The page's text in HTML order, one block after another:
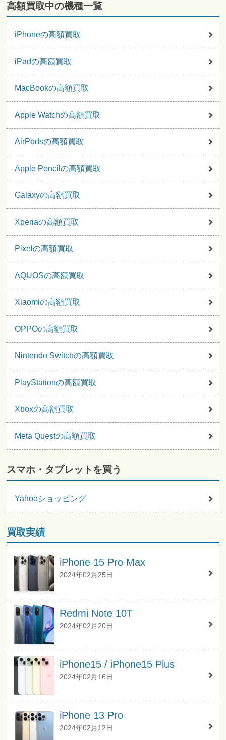
高額買取中の機種一覧
iPhoneの高額買取
iPadの高額買取
MacBookの高額買取
Apple Watchの高額買取
AirPodsの高額買取
Apple Pencilの高額買取
Galaxyの高額買取
Xperiaの高額買取
Pixelの高額買取
AQUOSの高額買取
Xiaomiの高額買取
OPPOの高額買取
Nintendo Switchの高額買取
PlayStationの高額買取
Xboxの高額買取
Meta Questの高額買取
スマホ・タブレットを買う
Yahooショッピング
買取実績
iPhone 15 Pro Max
2024年02月25日
Redmi Note 10T
2024年02月20日
iPhone15 / iPhone15 Plus
2024年02月16日
iPhone 13 Pro
2024年02月12日